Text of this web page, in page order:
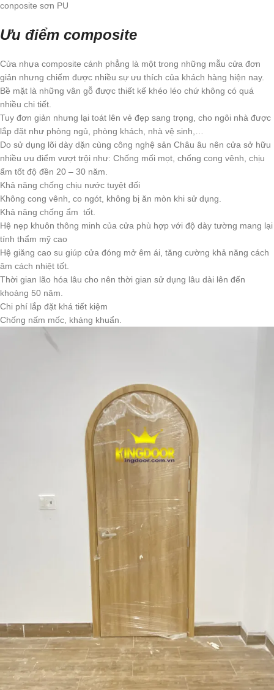
conposite sơn PU
Ưu điểm composite
Cửa nhựa composite cánh phẳng là một trong những mẫu cửa đơn
giản nhưng chiếm được nhiều sự ưu thích của khách hàng hiện nay.
Bề mặt là những vân gỗ được thiết kế khéo léo chứ không có quá
nhiều chi tiết.
Tuy đơn giản nhưng lại toát lên vẻ đẹp sang trọng, cho ngôi nhà được
lắp đặt như phòng ngủ, phòng khách, nhà vệ sinh,…
Do sử dụng lõi dày dặn cùng công nghệ sản Châu âu nên cửa sở hữu
nhiều ưu điểm vượt trội như: Chống mối mọt, chống cong vênh, chịu
ẩm tốt độ đền 20 – 30 năm.
Khả năng chống chịu nước tuyệt đối
Không cong vênh, co ngót, không bị ăn mòn khi sử dụng.
Khả năng chống ẩm tốt.
Hệ nẹp khuôn thông minh của cửa phù hợp với độ dày tường mang lại
tính thẩm mỹ cao
Hệ giăng cao su giúp cửa đóng mở êm ái, tăng cường khả năng cách
âm cách nhiệt tốt.
Thời gian lão hóa lâu cho nên thời gian sử dụng lâu dài lên đến
khoảng 50 năm.
Chi phí lắp đặt khá tiết kiệm
Chống nấm mốc, kháng khuẩn.